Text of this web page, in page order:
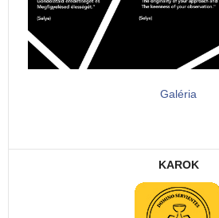
Galéria
KAROK